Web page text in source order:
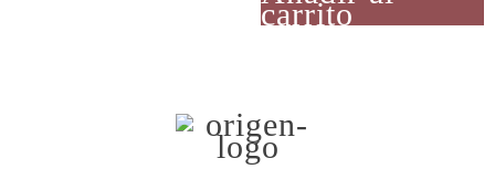
carrito